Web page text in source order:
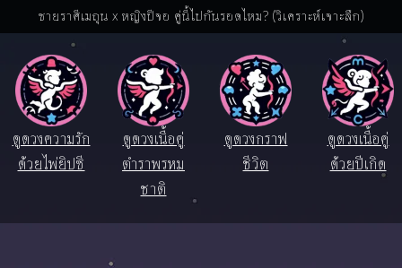
ชายราศีเมถุน x หญิงปีจอ คู่นี้ไปกันรอดไหม? (วิเคราะห์เจาะลึก)
ดูดวงความรัก
ด้วยไพ่ยิปซี
ดูดวงเนื้อคู่
ตำราพรหม
ชาติ
ดูดวงกราฟ
ชีวิต
ดูดวงเนื้อคู่
ด้วยปีเกิด